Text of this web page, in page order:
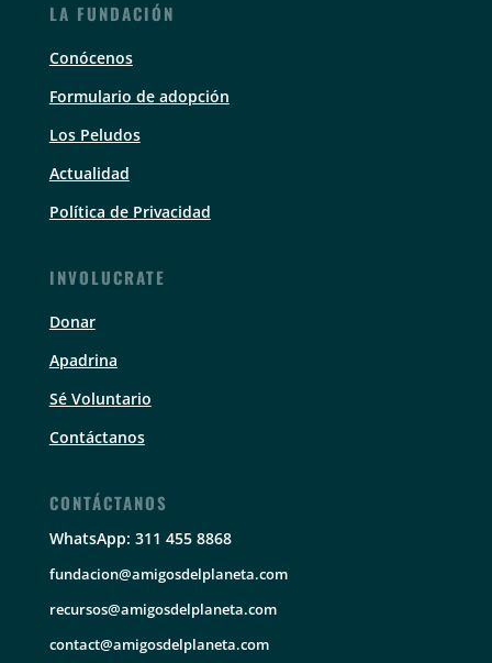
LA FUNDACIÓN
Conócenos
Formulario de adopción
Los Peludos
Actualidad
Política de Privacidad
INVOLUCRATE
Donar
Apadrina
Sé Voluntario
Contáctanos
CONTÁCTANOS
WhatsApp: 311 455 8868
fundacion@amigosdelplaneta.com
recursos@amigosdelplaneta.com
contact@amigosdelplaneta.com